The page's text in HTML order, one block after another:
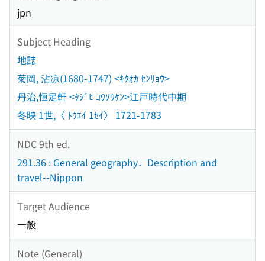
jpn
Subject Heading
地誌
菊岡, 沾凉(1680-1747) <ｷｸｵｶ ｾﾝﾘｮｳ>
丹治,恒足軒 <ﾀｼﾞﾋ ｺｳｿｳｹﾝ>江戸時代中期
冬映 1世,〈 ﾄｳｴｲ 1ｾｲ〉 1721-1783
NDC 9th ed.
291.36 : General geography．Description and
travel--Nippon
Target Audience
一般
Note (General)